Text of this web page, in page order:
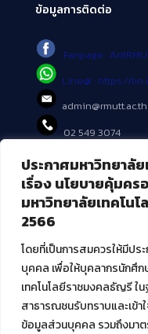
ประกาศมหาวิทยาลั
เรื่อง นโยบายคุ้มค
มหาวิทยาลัยเทคโน
2566
โดยที่เป็นการสมควรให้มีป
บุคคล เพื่อให้บุคลากรนักศึก
เทคโนโลยีราชมงคลธัญรี ใ
สาธารณชนรับทราบและเข้า
ข้อมูลส่วนบุคคล รวมถึงมา
ข้อมูลการติดต่อ
Fanpage :
Line@ : https://
admin@rmutt.ac.th
02 549 3074
บริการอื่นๆ ของ สวส.
ศูนย์สื่อดิจิทัล
ศูนย์นวัตกรรมและความรู้
สมัยใหม่ (MoSeC)
งานบริการวิชาการให้